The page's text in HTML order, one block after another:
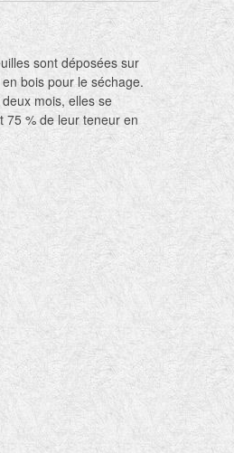
sont déposées sur
bois pour le séchage.
mois, elles se
75 % de leur teneur en